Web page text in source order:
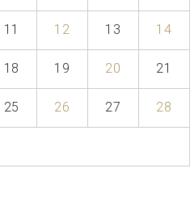
11 12 13 14
18 19 20 21
25 26 27 28